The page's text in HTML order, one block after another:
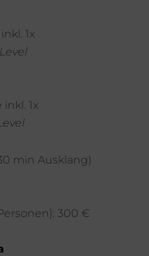
1x
1x
min Ausklang)
300 €